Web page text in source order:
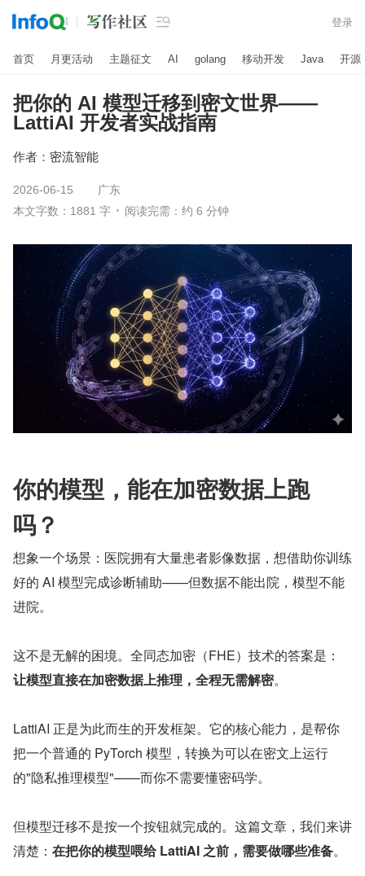
 登录
首页 月更活动 主题征文 AI golang 移动开发 Java 开源
把你的 AI 模型迁移到密文世界——
LattiAI 开发者实战指南
作者： 密流智能
2026-06-15
广东
本文字数：1881 字
阅读完需：约 6 分钟
你的模型，能在加密数据上跑
吗？
想象一个场景：医院拥有大量患者影像数据，想借助你训练
好的 AI 模型完成诊断辅助——但数据不能出院，模型不能
进院。
这不是无解的困境。全同态加密（FHE）技术的答案是：
让模型直接在加密数据上推理，全程无需解密。
LattiAI 正是为此而生的开发框架。它的核心能力，是帮你
把一个普通的 PyTorch 模型，转换为可以在密文上运行
的"隐私推理模型"——而你不需要懂密码学。
但模型迁移不是按一个按钮就完成的。这篇文章，我们来讲
清楚： 在把你的模型喂给 LattiAI 之前，需要做哪些准备。